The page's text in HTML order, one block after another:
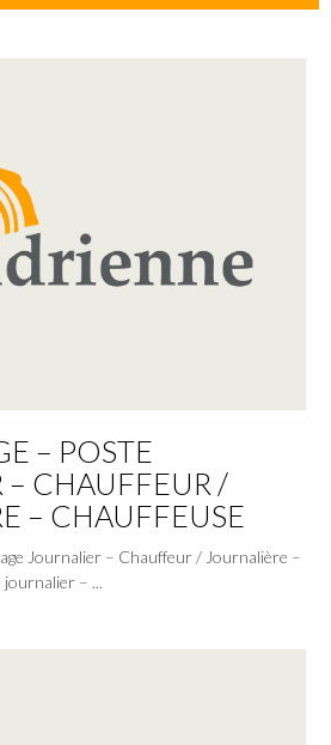
– POSTE
– CHAUFFEUR /
– CHAUFFEUSE
Journalier – Chauffeur / Journalière –
– ...